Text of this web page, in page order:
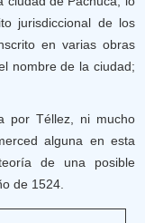
jurisdiccional de los
en varias obras
nombre de la ciudad;
por Téllez, ni mucho
alguna en esta
de una posible
de 1524.